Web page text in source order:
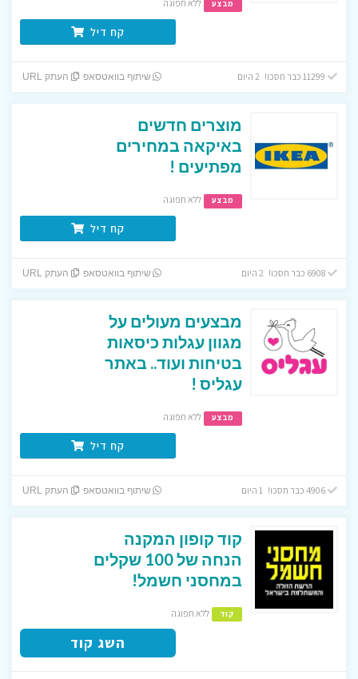
מבצע ללא תפוגה
קח דיל
שיתוף בוואטסאפ העתק URL
מוצרים חדשים
באיקאה במחירים
מפתיעים !
מבצע ללא תפוגה
קח דיל
6908 כבר חסכו! 2 היום שיתוף בוואטסאפ העתק URL
מבצעים מעולים על
מגוון עגלות כיסאות
בטיחות ועוד.. באתר
עגליס !
מבצע ללא תפוגה
קח דיל
4906 כבר חסכו! 1 היום שיתוף בוואטסאפ העתק URL
קוד קופון המקנה
הנחה של 100 שקלים
במחסני חשמל!
קוד ללא תפוגה
השג קוד